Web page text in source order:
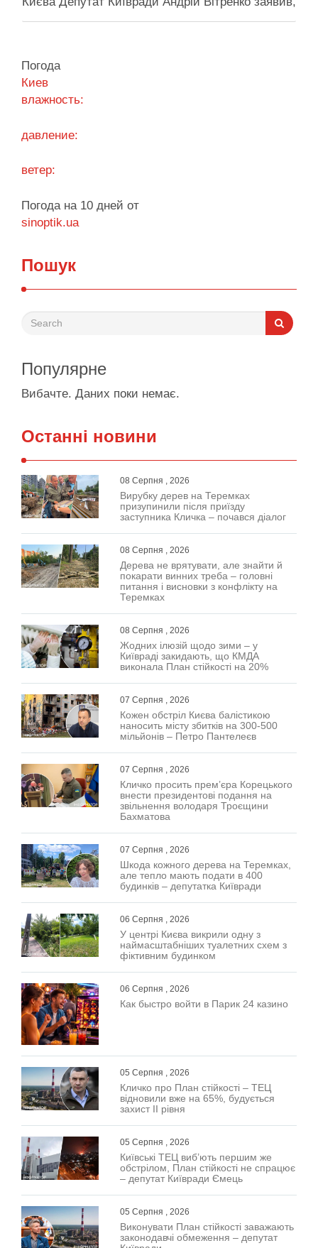
що станом на 5 серпня столична влада
старту опалювального сезону …
Погода
Киев
влажность:
давление:
ветер:
Погода на 10 дней от
sinoptik.ua
Пошук
Популярне
Вибачте. Даних поки немає.
Останні новини
08 Серпня , 2026
Вирубку дерев на Теремках
призупинили після приїзду
заступника Кличка – почався діалог
08 Серпня , 2026
Дерева не врятувати, але знайти й
покарати винних треба – головні
питання і висновки з конфлікту на
Теремках
08 Серпня , 2026
Жодних ілюзій щодо зими – у
Київраді закидають, що КМДА
виконала План стійкості на 20%
07 Серпня , 2026
Кожен обстріл Києва балістикою
наносить місту збитків на 300-500
мільйонів – Петро Пантелеєв
07 Серпня , 2026
Кличко просить прем’єра Корецького
внести президентові подання на
звільнення володаря Троєщини
Бахматова
07 Серпня , 2026
Шкода кожного дерева на Теремках,
але тепло мають подати в 400
будинків – депутатка Київради
06 Серпня , 2026
У центрі Києва викрили одну з
наймасштабніших туалетних схем з
фіктивним будинком
06 Серпня , 2026
Как быстро войти в Парик 24 казино
05 Серпня , 2026
Кличко про План стійкості – ТЕЦ
відновили вже на 65%, будується
захист ІІ рівня
05 Серпня , 2026
Київські ТЕЦ виб’ють першим же
обстрілом, План стійкості не спрацює
– депутат Київради Ємець
05 Серпня , 2026
Виконувати План стійкості заважають
законодавчі обмеження – депутат